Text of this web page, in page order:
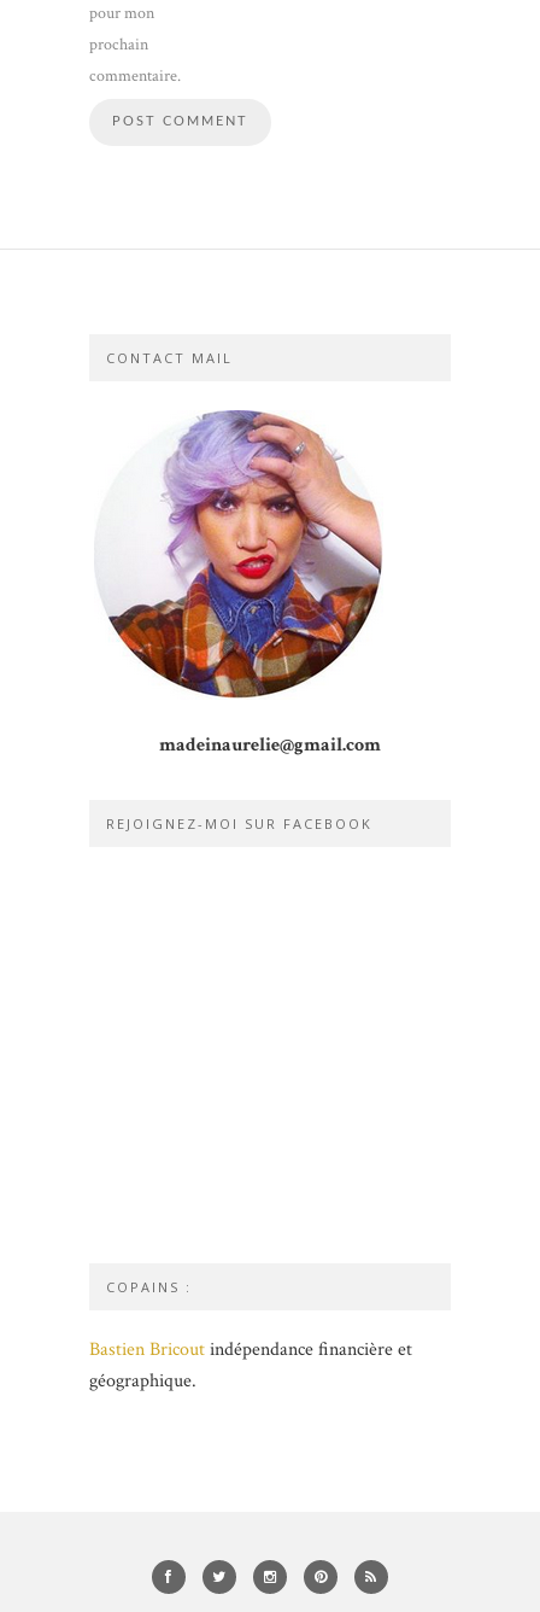
pour mon
prochain
commentaire.
CONTACT MAIL
madeinaurelie@gmail.com
REJOIGNEZ-MOI SUR FACEBOOK
COPAINS :
Bastien Bricoutindépendance financière et
géographique.